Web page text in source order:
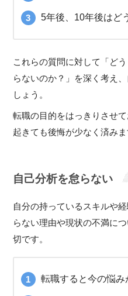
5年後、10年後はど
これらの質問に対して「ど
らないのか？」を深く考え
しょう。
転職の目的をはっきりさせ
起きても後悔が少なく済みま
自己分析を怠らない
自分の持っているスキルや
らない理由や現状の不満に
切です。
転職すると今の悩み